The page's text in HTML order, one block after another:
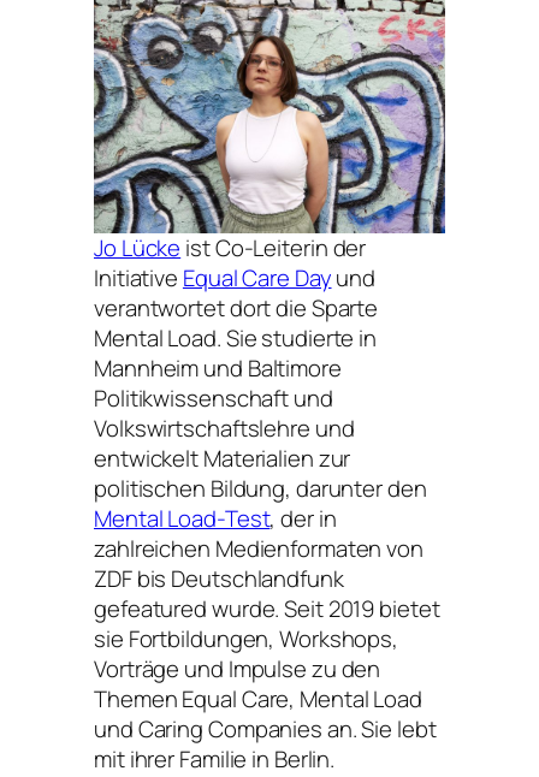
Jo Lücke ist Co-Leiterin der
Initiative Equal Care Dayund
verantwortet dort die Sparte
Mental Load. Sie studierte in
Mannheim und Baltimore
Politikwissenschaft und
Volkswirtschaftslehre und
entwickelt Materialien zur
politischen Bildung, darunter den
Mental Load-Test, der in
zahlreichen Medienformaten von
ZDF bis Deutschlandfunk
gefeatured wurde. Seit 2019 bietet
sie Fortbildungen, Workshops,
Vorträge und Impulse zu den
Themen Equal Care, Mental Load
und Caring Companies an. Sie lebt
mit ihrer Familie in Berlin.